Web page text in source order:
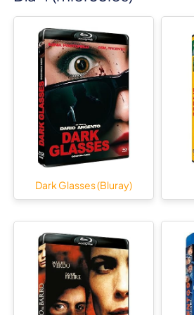
Dark Glasses (Bluray)